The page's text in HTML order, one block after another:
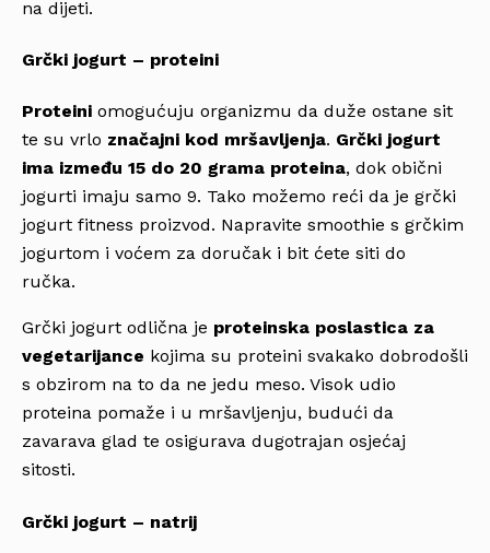
na dijeti.
Grčki jogurt – proteini
Proteini omogućuju organizmu da duže ostane sit
te su vrlo značajni kod mršavljenja. Grčki jogurt
ima između 15 do 20 grama proteina, dok obični
jogurti imaju samo 9. Tako možemo reći da je grčki
jogurt fitness proizvod. Napravite smoothie s grčkim
jogurtom i voćem za doručak i bit ćete siti do
ručka.
Grčki jogurt odlična je proteinska poslastica za
vegetarijance kojima su proteini svakako dobrodošli
s obzirom na to da ne jedu meso. Visok udio
proteina pomaže i u mršavljenju, budući da
zavarava glad te osigurava dugotrajan osjećaj
sitosti.
Grčki jogurt – natrij